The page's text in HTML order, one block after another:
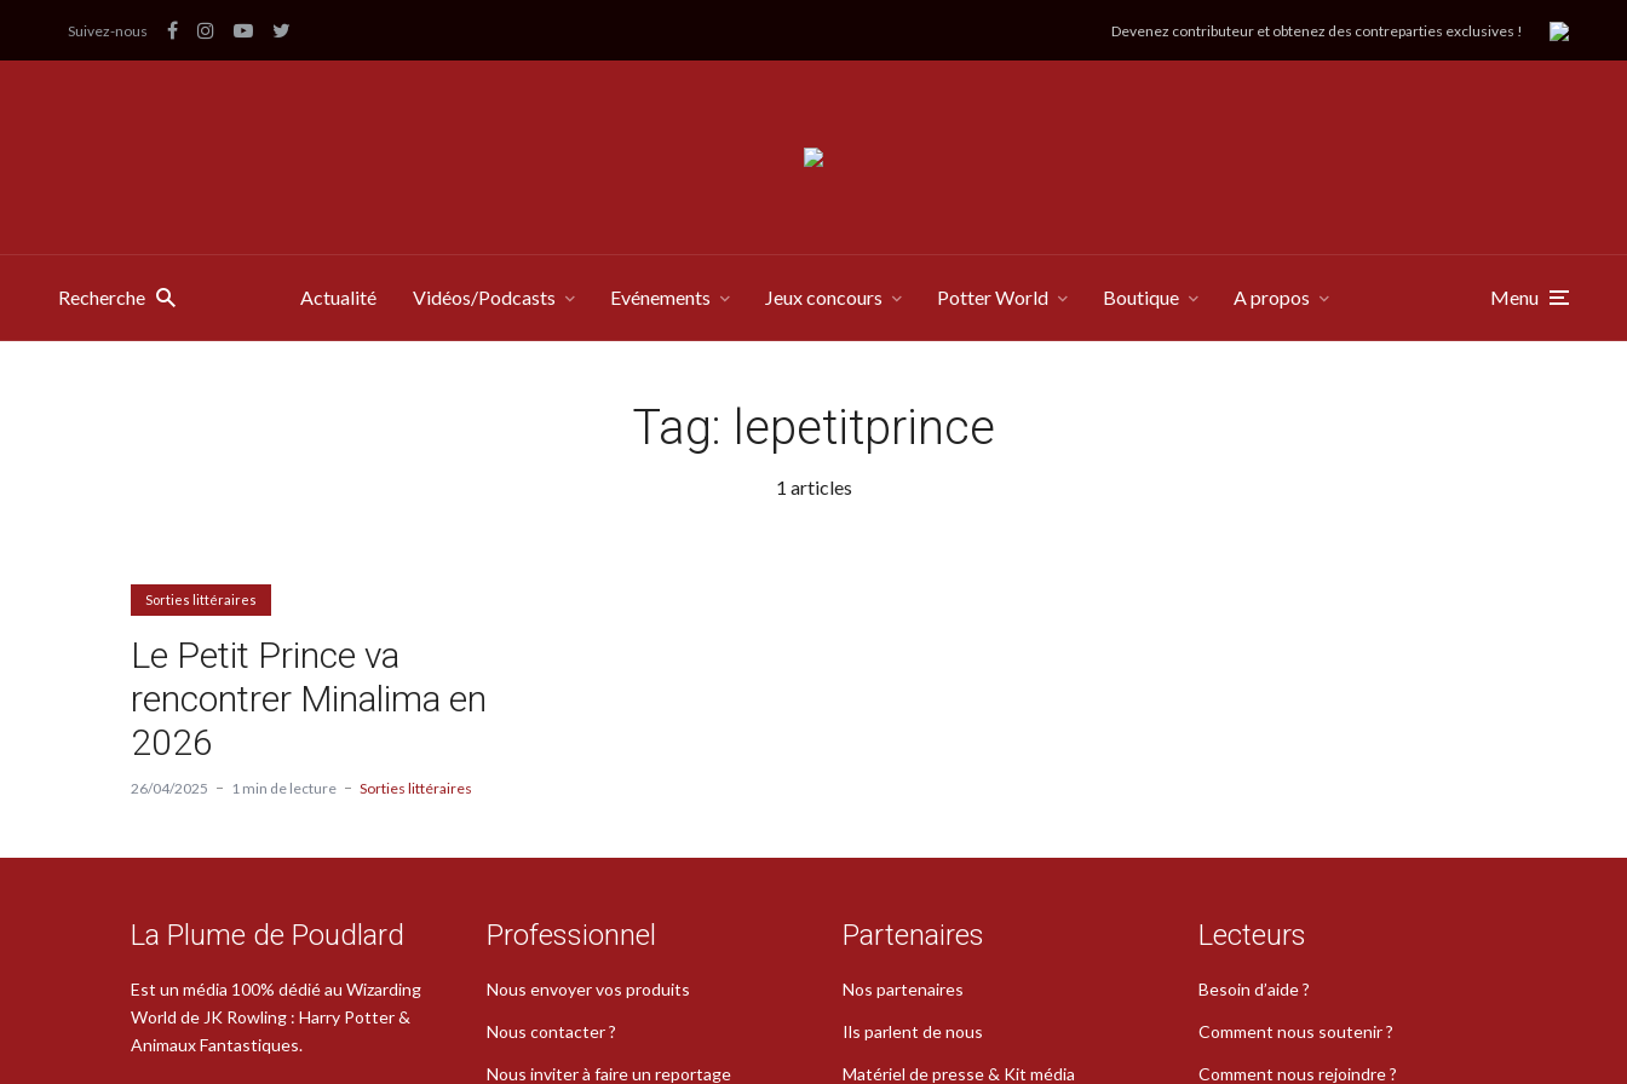
Suivez-nous Devenez contributeur et obtenez des contreparties exclusives !
Recherche Actualité Vidéos/Podcasts Evénements Jeux concours Potter World Boutique A propos Menu
Tag: lepetitprince
1 articles
Sorties littéraires
Le Petit Prince va
rencontrer Minalima en
2026
26/04/2025 1 min de lecture Sorties littéraires
La Plume de Poudlard
Est un média 100% dédié au Wizarding
World de JK Rowling : Harry Potter &
Animaux Fantastiques.
Professionnel
Nous envoyer vos produits
Nous contacter ?
Nous inviter à faire un reportage
Partenaires
Nos partenaires
Ils parlent de nous
Matériel de presse & Kit média
Lecteurs
Besoin d’aide ?
Comment nous soutenir ?
Comment nous rejoindre ?